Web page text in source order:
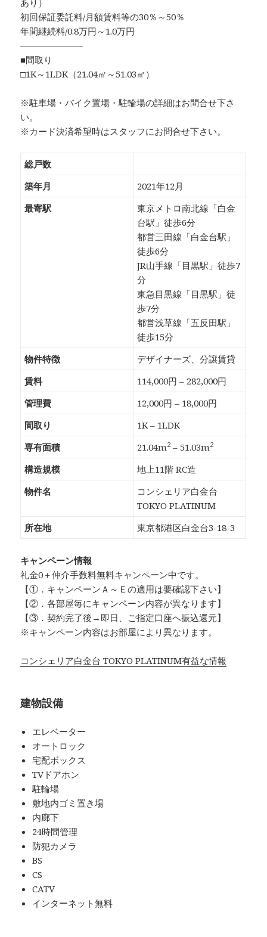
あり）
初回保証委託料/月額賃料等の30％～50％
年間継続料/0.8万円～1.0万円
―――――――
■間取り
□1K～1LDK（21.04㎡～51.03㎡）
※駐車場・バイク置場・駐輪場の詳細はお問合せ下さ
い。
※カード決済希望時はスタッフにお問合せ下さい。
総戸数
築年月
2021年12月
最寄駅
東京メトロ南北線「白金
台駅」徒歩6分
都営三田線「白金台駅」
徒歩6分
JR山手線「目黒駅」徒歩7
分
東急目黒線「目黒駅」徒
歩7分
都営浅草線「五反田駅」
徒歩15分
物件特徴
デザイナーズ、分譲賃貸
賃料
114,000円 – 282,000円
管理費
12,000円 – 18,000円
間取り
1K – 1LDK
専有面積
21.04m2 – 51.03m2
構造規模
地上11階 RC造
物件名
コンシェリア白金台
TOKYO PLATINUM
所在地
東京都港区白金台3-18-3
キャンペーン情報
礼金0＋仲介手数料無料キャンペーン中です。
【①．キャンペーンＡ～Ｅの適用は要確認下さい】
【②．各部屋毎にキャンペーン内容が異なります】
【③．契約完了後→即日、ご指定口座へ振込還元】
※キャンペーン内容はお部屋により異なります。
コンシェリア白金台 TOKYO PLATINUM有益な情報
建物設備
エレベーター
オートロック
宅配ボックス
TVドアホン
駐輪場
敷地内ゴミ置き場
内廊下
24時間管理
防犯カメラ
BS
CS
CATV
インターネット無料